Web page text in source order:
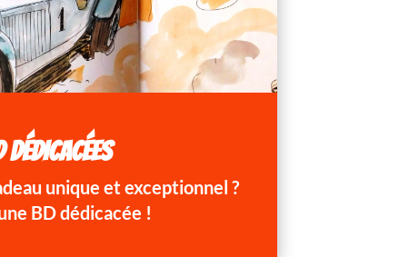
DÉDICACÉES
unique et exceptionnel ?
BD dédicacée !